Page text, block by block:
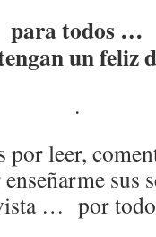
para todos …
un feliz
.
leer,
sus
… por